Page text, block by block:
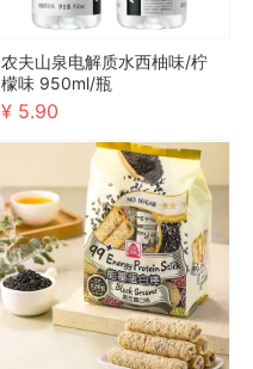
农夫山泉电解质水西柚味/柠
檬味 950ml/瓶
¥ 5.90